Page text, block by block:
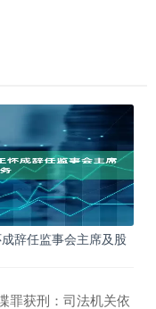
辞任监事会主席及股
罪获刑：司法机关依